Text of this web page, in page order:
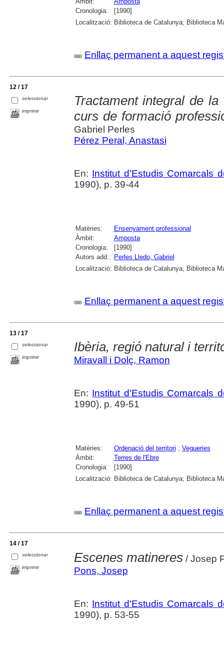
Cronologia:
[1990]
Localització: Biblioteca de Catalunya; Biblioteca
Enllaç permanent a aquest
12 / 17
seleccionar
imprimir
Tractament integral de
curs de formació
Gabriel Perles
Pérez Peral, Anastasi
En: Institut d'Estudis Comarcals
1990), p. 39-44
Matèries:
Ensenyament professional
Àmbit:
Amposta
Cronologia:
[1990]
Autors add.: Perles Lledo, Gabriel
Localització: Biblioteca de Catalunya; Biblioteca
Enllaç permanent a aquest
13 / 17
seleccionar
imprimir
Ibèria, regió natural i
Miravall i Dolç, Ramon
En: Institut d'Estudis Comarcals
1990), p. 49-51
Matèries: Ordenació del territori ; Vegueries
Àmbit:
Terres de l'Ebre
Cronologia:
[1990]
Localització: Biblioteca de Catalunya; Biblioteca
Enllaç permanent a aquest
14 / 17
seleccionar
imprimir
Escenes matineres/ Josep
Pons, Josep
En: Institut d'Estudis Comarcals
1990), p. 53-55